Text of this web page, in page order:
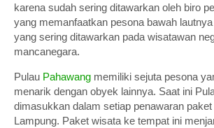
karena sudah sering ditawarkan oleh biro
yang memanfaatkan pesona bawah
yang sering ditawarkan pada wisatawan
mancanegara.
Pulau Pahawang memiliki sejuta pesona
menarik dengan obyek lainnya. Saat ini
dimasukkan dalam setiap penawaran
Lampung. Paket wisata ke tempat ini